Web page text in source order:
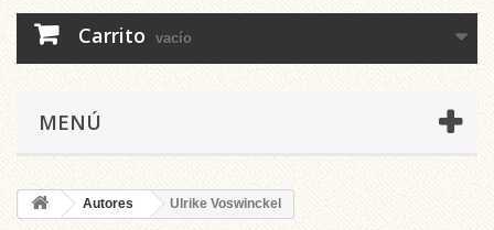
Carrito vacío
MENÚ
Autores Ulrike Voswinckel